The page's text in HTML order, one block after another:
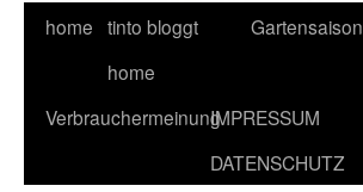
home tinto bloggt
home
Gartensaison
VerbrauchermeinungIMPRESSUM
DATENSCHUTZ